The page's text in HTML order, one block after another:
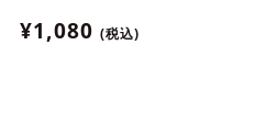
まとめ便対象】
¥1,080 (税込)